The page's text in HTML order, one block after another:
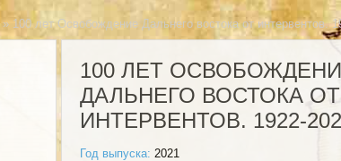
» 100 лет Освобождение Дальнего востока от интервентов.
100 ЛЕТ
ДАЛЬНЕГО ВОСТОКА ОТ
ИНТЕРВЕНТОВ. 1922-
Год выпуска: 2021